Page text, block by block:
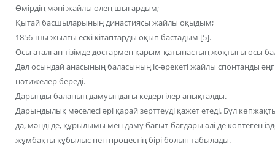
Өмірдің мәні жайлы өлең шығардым;
Қытай басшыларының династиясы жайлы оқыдым;
1856-шы жылғы ескі кітаптарды оқып бастадым [5].
Осы аталған тізімде достармен қарым-қатынастың жоқтығы осы
Дәл осындай анасының баласының іс-әрекеті жайлы спонтанды
нәтижелер береді.
Дарынды баланың дамуындағы кедергілер анықталды.
Дарындылық мәселесі әрі қарай зерттеуді қажет етеді. Бұл
да, мәнді де, құрылымы мен даму бағыт-бағдары әлі де көптеген
жұмбақты құбылыс пен процестің бірі болып табылады.